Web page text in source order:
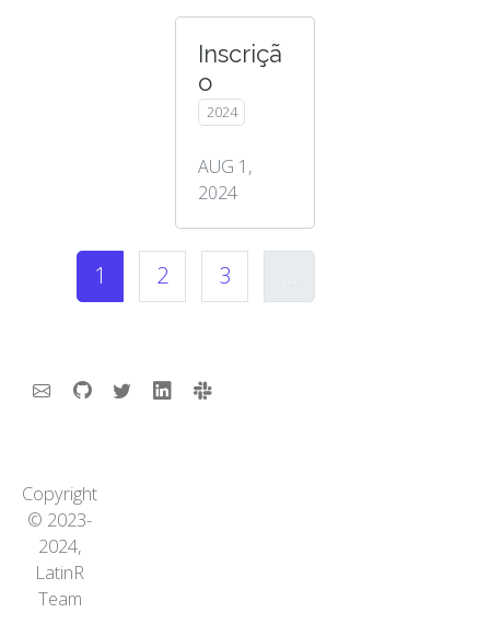
Inscriçã
o
2024
AUG 1,
2024
1 2 3
Copyright
© 2023-
2024,
LatinR
Team